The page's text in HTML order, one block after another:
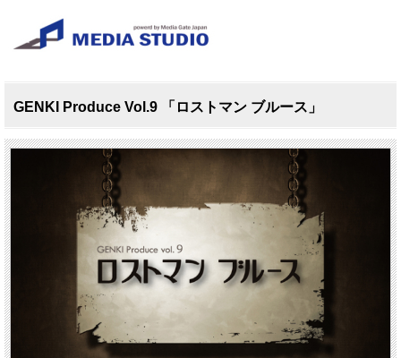
GENKI Produce Vol.9 「ロストマン ブルース」